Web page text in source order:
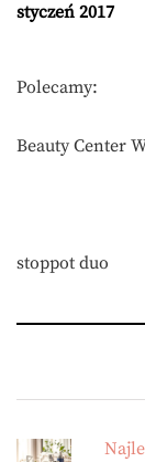
styczeń 2017
Polecamy:
Beauty Center
stoppot duo